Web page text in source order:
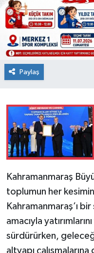
Paylaş
Kahramanmaraş
toplumun her
Kahramanmaraş’ı
amacıyla
sürdürürken,
altyapı